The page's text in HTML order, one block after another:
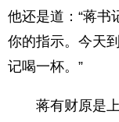
他还是道：“蒋书
你的指示。今天
记喝一杯。”
蒋有财原是上